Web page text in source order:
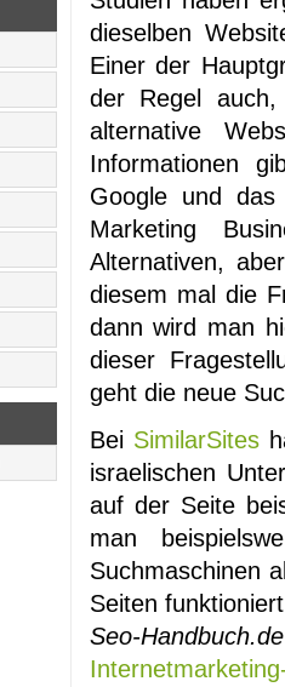
dieselben
Einer der
der Regel
alternative
Informationen
Google und
Marketing
Alternativen,
diesem mal die
dann wird man
dieser
geht die neue
Bei SimilarSites
israelischen
auf der Seite
man
Suchmaschinen
Seiten
Seo-Handbuch.de